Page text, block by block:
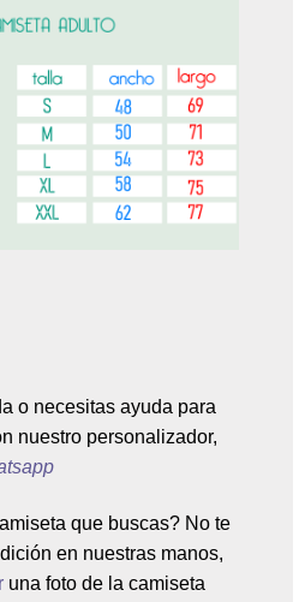
o necesitas ayuda para
nuestro personalizador,
que buscas? No te
en nuestras manos,
una foto de la camiseta